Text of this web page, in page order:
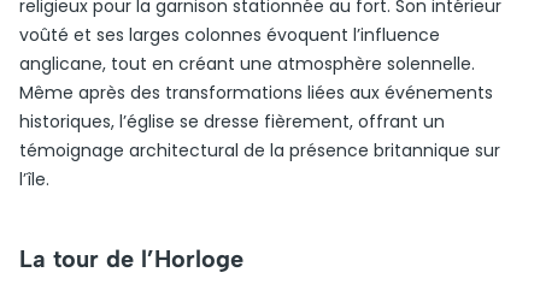
religieux pour la garnison stationnée au fort. Son intérieur
voûté et ses larges colonnes évoquent l’influence
anglicane, tout en créant une atmosphère solennelle.
Même après des transformations liées aux événements
historiques, l’église se dresse fièrement, offrant un
témoignage architectural de la présence britannique sur
l’île.
La tour de l’Horloge